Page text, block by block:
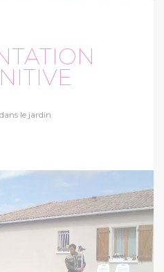
le jardin